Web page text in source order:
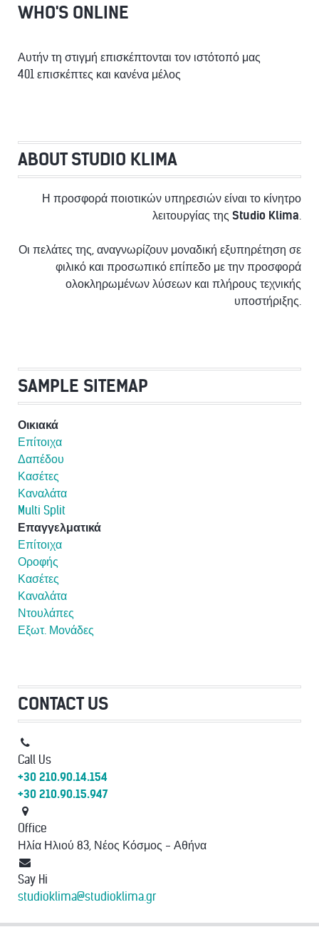
WHO'S ONLINE
Αυτήν τη στιγμή επισκέπτονται τον ιστότοπό μας
401 επισκέπτες και κανένα μέλος
ABOUT STUDIO KLIMA
Η προσφορά ποιοτικών υπηρεσιών είναι το κίνητρο
λειτουργίας της Studio Klima
Οι πελάτες της, αναγνωρίζουν μοναδική εξυπηρέτηση σε
φιλικό και προσωπικό επίπεδο με την προσφορά
ολοκληρωμένων λύσεων και πλήρους τεχνικής
υποστήριξης.
SAMPLE SITEMAP
Οικιακά
Επίτοιχα
Δαπέδου
Κασέτες
Καναλάτα
Multi Split
Επαγγελματικά
Επίτοιχα
Οροφής
Κασέτες
Καναλάτα
Ντουλάπες
Εξωτ. Μονάδες
CONTACT US
Call Us
+30 210.90.14.154
+30 210.90.15.947
Office
Ηλία Ηλιού 83, Νέος Κόσμος - Αθήνα
Say Hi
studioklima@studioklima.gr